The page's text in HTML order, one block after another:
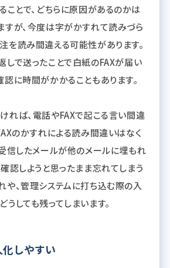
ことで、どちらに原因があるのかは
すが、今度は字がかすれて読みづら
を読み間違える可能性があります。
しで送ったことで白紙のFAXが届い
認に時間がかかることもあります。
れば、電話やFAXで起こる言い間違
のかすれによる読み間違いはなく
受信したメールが他のメールに埋もれ
認しようと思ったまま忘れてしまう
や、管理システムに打ち込む際の入
しても残ってしまいます。
しやすい